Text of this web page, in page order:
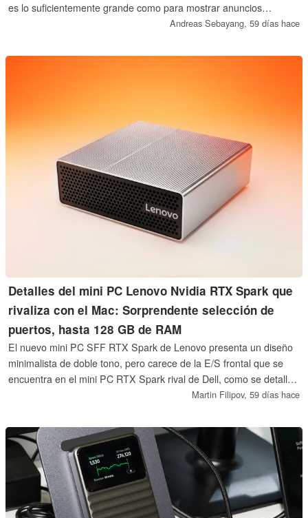
es lo suficientemente grande como para mostrar anuncios
llamativos. Sin embargo, como sistema de señalización digital, es
Andreas Sebayang, 59 días hace
Detalles del mini PC Lenovo Nvidia RTX Spark que
rivaliza con el Mac: Sorprendente selección de
puertos, hasta 128 GB de RAM
El nuevo mini PC SFF RTX Spark de Lenovo presenta un diseño
minimalista de doble tono, pero carece de la E/S frontal que se
encuentra en el mini PC RTX Spark rival de Dell, como se detalla
en un artículo del 5 de junio de Serve The Home. El Nvidia RTX
ancho de banda de memoria, capacidades de edición de vídeo
12K y hasta 1 petaflop de rendimiento de IA.
Martin Filipov, 59 días hace